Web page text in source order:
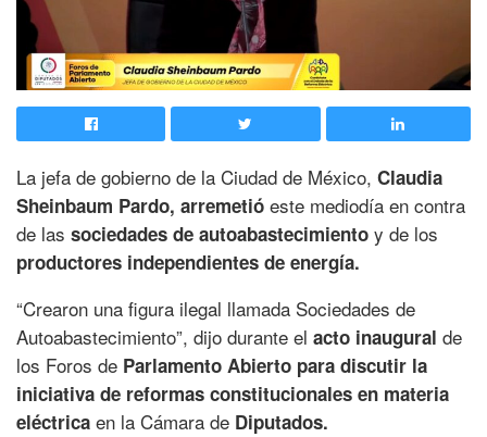
La jefa de gobierno de la Ciudad de México, Claudia
Sheinbaum Pardo, arremetió este mediodía en contra
de las sociedades de autoabastecimiento y de los
productores independientes de energía.
“Crearon una figura ilegal llamada Sociedades de
Autoabastecimiento”, dijo durante el acto inaugural de
los Foros de Parlamento Abierto para discutir la
iniciativa de reformas constitucionales en materia
eléctrica en la Cámara de Diputados.